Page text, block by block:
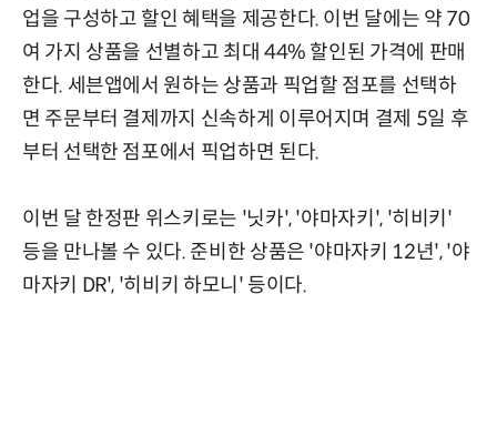
업을 구성하고 할인 혜택을 제공한다. 이번 달에는 약 70
여 가지 상품을 선별하고 최대 44% 할인된 가격에 판매
한다. 세븐앱에서 원하는 상품과 픽업할 점포를 선택하
면 주문부터 결제까지 신속하게 이루어지며 결제 5일 후
부터 선택한 점포에서 픽업하면 된다.
이번 달 한정판 위스키로는 '닛카', '야마자키', '히비키'
등을 만나볼 수 있다. 준비한 상품은 '야마자키 12년', '야
마자키 DR', '히비키 하모니' 등이다.